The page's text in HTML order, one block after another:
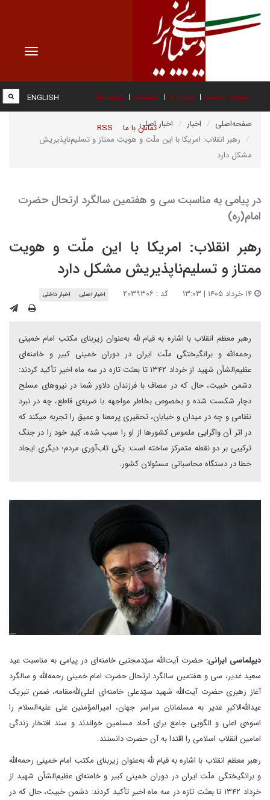
Toggle
صفحه نخست درباره ما عضویت پیوند ها
تماس با ما RSS
ENGLISH
صفحه‌اصلی اخبار
اخبار اصلی
رهبر انقلاب: امریکا با این ملّت و هویت ممتاز و تسلیم‌ناپذیریش
مشکل دارد
در پیامی به مناسبت سی و هفتمین سالگرد ارتحال حضرت
امام(ره)
رهبر انقلاب: امریکا با این ملّت و هویت
ممتاز و تسلیم‌ناپذیریش مشکل دارد
کد : ۲۰۳۹۳۰۶ اخبار اصلی اخبار داخلی
رهبر معظم انقلاب با اشاره به قیام لله به‌عنوان زیربنای مکتب امام خمینی
رحمه‌الله و برانگیختگی ملّت ایران در دوران خمینی کبیر و خامنه‌ای
عظیم‌الشأن شهید از خرداد ۱۳۴۲ تا بعثت تازه در سه ماه اخیر تأکید کردند:
دشمن خبیث، حال که در مصاف با فرزندان دلاور شما در نیروهای مسلح
دچار شکست شده و بخصوص بخاطر مواجهه با ضربه‌ی قاطع، چه در نبرد
نظامی و چه در میدان و خیابان، تحقیری پرمعنا و عمیق را تجربه میکند که
در اثر آن واگرایی ملموس کشورها از او را سبب شده، کِیدِ خود را در جنگ
ترکیبی بر دو نقطه متمرکز ساخته است: یکی تاب‌آوری مردم؛ دیگری ایجاد
خطا در دستگاه محاسباتی مسئولان کشور.
دیپلماسی ایرانی: حضرت آیت‌الله سیّدمجتبی خامنه‌ای در پیامی به مناسبت عید
سعید غدیر، سی و هفتمین سالگرد ارتحال حضرت امام خمینی رحمه‌الله و سالگرد
آغاز رهبری حضرت آیت‌الله شهید سیّدعلی خامنه‌ای اعلی‌الله‌مقامه، ضمن تبریک
عیدالله‌الاکبرِ غدیر به مسلمانان سراسر جهان، امیرالمؤمنین علی علیه‌السلام را
اسوه‌ی اعلی و الگویی جامع برای آحاد مسلمین خواندند و سند افتخار زندگی
امامین انقلاب اسلامی را اقتدا به آن حضرت دانستند.
رهبر معظم انقلاب با اشاره به قیام لله به‌عنوان زیربنای مکتب امام خمینی رحمه‌الله
و برانگیختگی ملّت ایران در دوران خمینی کبیر و خامنه‌ای عظیم‌الشأن شهید از
خرداد ۱۳۴۲ تا بعثت تازه در سه ماه اخیر تأکید کردند: دشمن خبیث، حال که در